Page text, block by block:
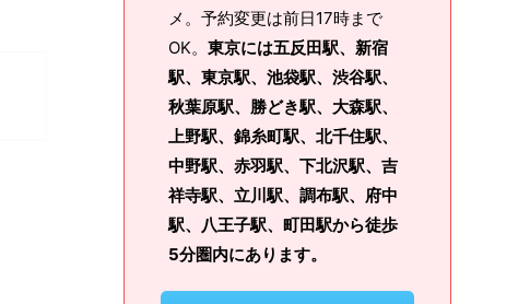
メ。予約変更は前日17時まで
OK。 東京には五反田駅、新宿
駅、東京駅、池袋駅、渋谷駅、
秋葉原駅、勝どき駅、大森駅、
上野駅、錦糸町駅、北千住駅、
中野駅、赤羽駅、下北沢駅、吉
祥寺駅、立川駅、調布駅、府中
駅、八王子駅、町田駅から徒歩
5分圏内にあります。